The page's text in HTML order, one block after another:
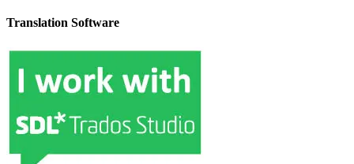
Translation Software